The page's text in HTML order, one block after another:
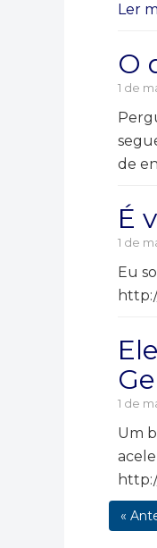
Ler
O
1 de
de
É
1 de
Eu
1 de
Um
«